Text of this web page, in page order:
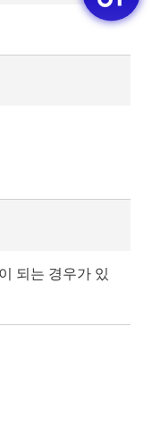
되는 경우가 있